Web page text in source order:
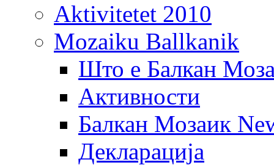
Aktivitetet 2010
Mozaiku Ballkanik
Што е Балкан
Активности
Балкан Мозаик
Декларација